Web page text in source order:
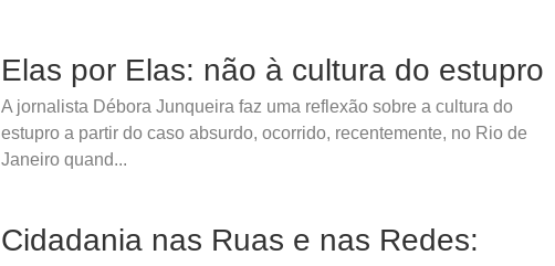
Elas por Elas: não à cultura do estupro
A jornalista Débora Junqueira faz uma reflexão sobre a cultura do
estupro a partir do caso absurdo, ocorrido, recentemente, no Rio de
Janeiro quand...
Cidadania nas Ruas e nas Redes: